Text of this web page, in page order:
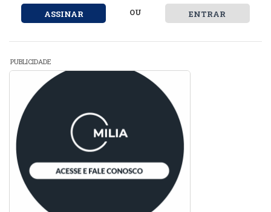
ASSINAR OU ENTRAR
PUBLICIDADE